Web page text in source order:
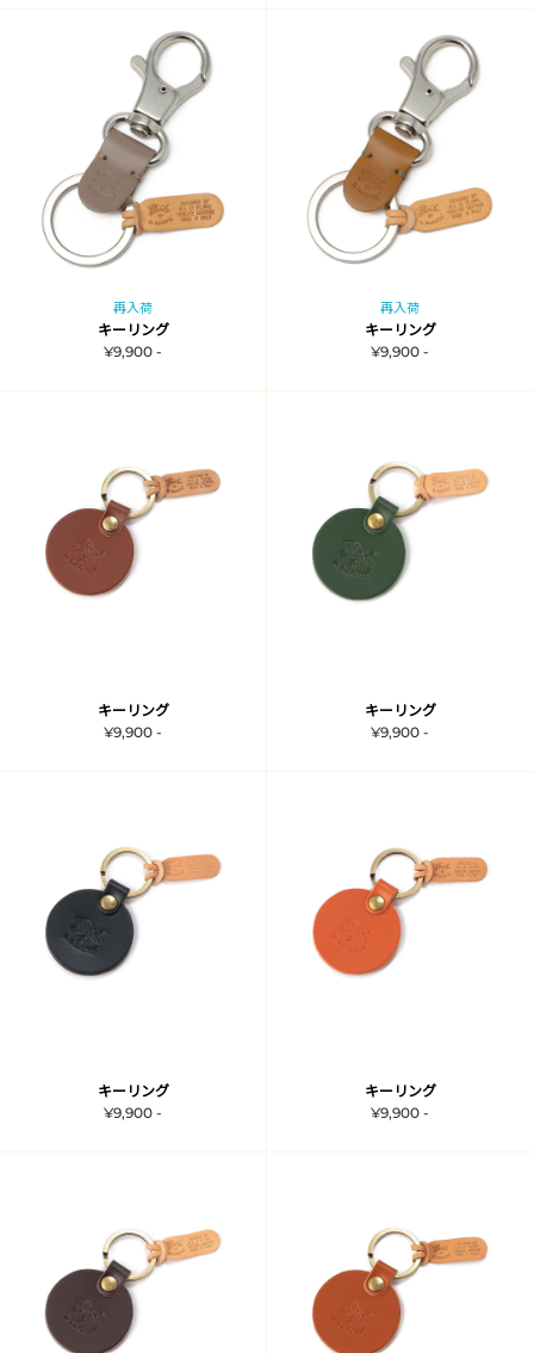
再入荷
キーリング
¥9,900 -
再入荷
キーリング
¥9,900 -
キーリング
¥9,900 -
キーリング
¥9,900 -
キーリング
¥9,900 -
キーリング
¥9,900 -